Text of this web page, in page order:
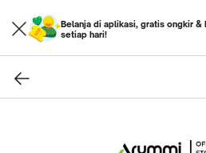
Belanja di aplikasi, gratis ongkir &
setiap hari!